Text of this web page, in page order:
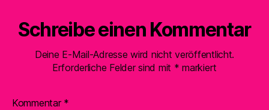
Schreibe einen Kommentar
Deine E-Mail-Adresse wird nicht veröffentlicht.
Erforderliche Felder sind mit * markiert
Kommentar *